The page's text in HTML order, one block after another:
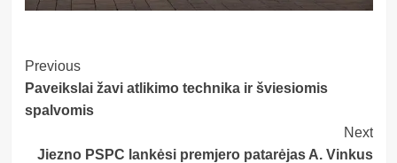
Post
Navigation
Previous
Paveikslai žavi atlikimo technika ir šviesiomis
spalvomis
Next
Jiezno PSPC lankėsi premjero patarėjas A. Vinkus